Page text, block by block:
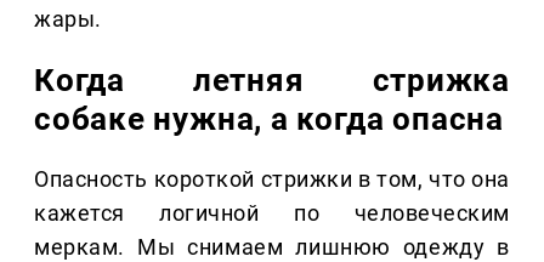
жары.
Когда летняя стрижка
собаке нужна, а когда опасна
Опасность короткой стрижки в том, что она
кажется логичной по человеческим
меркам. Мы снимаем лишнюю одежду в